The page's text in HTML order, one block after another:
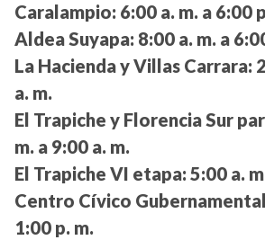
Caralampio: 6:00 a. m. a 6:00
Aldea Suyapa: 8:00 a. m. a
La Hacienda y Villas Carrara:
a. m.
El Trapiche y Florencia Sur
m. a 9:00 a. m.
El Trapiche VI etapa: 5:00 a.
Centro Cívico
1:00 p. m.